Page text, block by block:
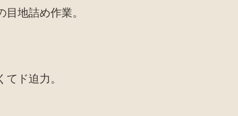
地詰め作業。
ド迫力。